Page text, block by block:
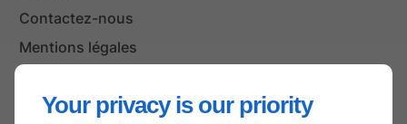
Your privacy is our priority
Contactez-nous
Mentions légales